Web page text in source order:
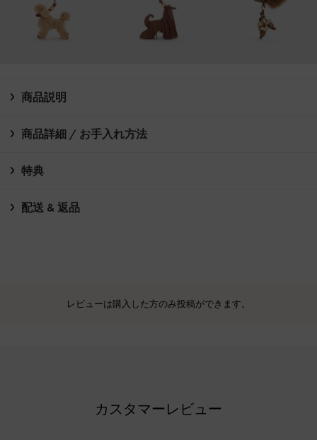
商品説明
商品詳細 / お手入れ方法
特典
配送 & 返品
レビューは購入した方のみ投稿ができます。
カスタマーレビュー